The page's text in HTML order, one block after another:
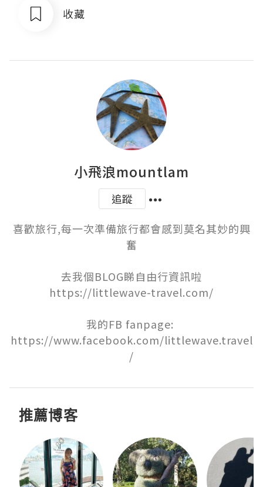
收藏
小飛浪mountlam
追蹤
喜歡旅行,每一次準備旅行都會感到莫名其妙的興
奮
去我個BLOG睇自由行資訊啦
https://littlewave-travel.com/
我的FB fanpage:
https://www.facebook.com/littlewave.travel
/
推薦博客